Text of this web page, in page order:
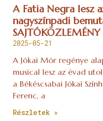
A Fatia Negra lesz
nagyszínpadi
SAJTÓKÖZLEMÉNY
2025-05-21
A Jókai Mór regénye
musical lesz az évad
a Békéscsabai Jókai
Ferenc, a
Részletek »